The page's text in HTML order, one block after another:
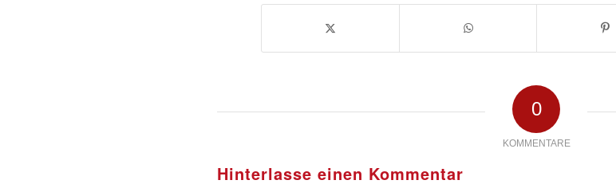
0
KOMMENTARE
Hinterlasse einen Kommentar